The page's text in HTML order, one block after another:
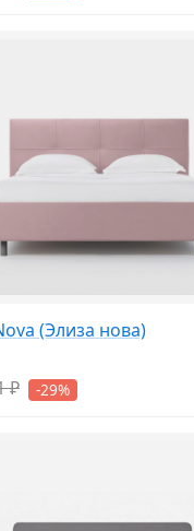
(Элиза нова)
₽ -29%